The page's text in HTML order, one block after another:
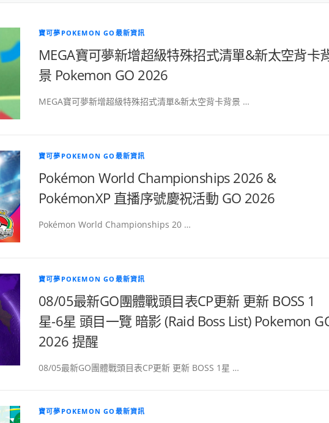
寶可夢POKEMON GO最新資訊
MEGA寶可夢新增超級特殊招式清單&新太空背卡
景 Pokemon GO 2026
MEGA寶可夢新增超級特殊招式清單&新太空背卡背景 …
寶可夢POKEMON GO最新資訊
Pokémon World Championships 2026 &
PokémonXP 直播序號慶祝活動 GO 2026
Pokémon World Championships 20 …
寶可夢POKEMON GO最新資訊
08/05最新GO團體戰頭目表CP更新 更新 BOSS 1
星-6星 頭目一覽 暗影 (Raid Boss List) Pokemon
2026 提醒
08/05最新GO團體戰頭目表CP更新 更新 BOSS 1星 …
寶可夢POKEMON GO最新資訊